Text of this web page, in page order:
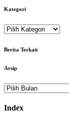
Kategori
Kategori
Berita Terkait
Arsip
Arsip
Index